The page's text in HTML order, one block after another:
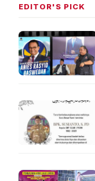
EDITOR'S PICK